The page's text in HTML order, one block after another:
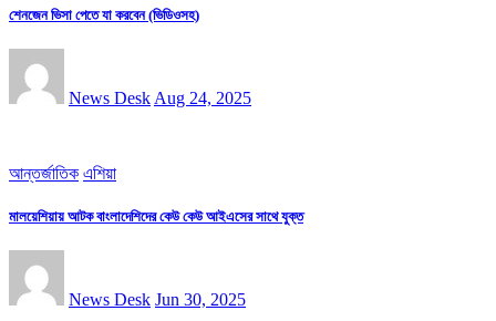
শেনজেন ভিসা পেতে যা করবেন (ভিডিওসহ)
News Desk Aug 24, 2025
আন্তর্জাতিক এশিয়া
মালয়েশিয়ায় আটক বাংলাদেশিদের কেউ কেউ আইএসের সাথে যুক্ত
News Desk Jun 30, 2025